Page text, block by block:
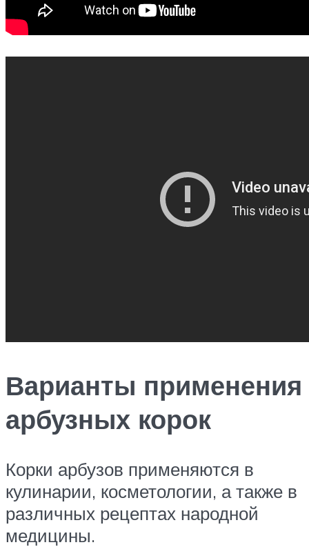
Варианты применения
арбузных корок
Корки арбузов применяются в
кулинарии, косметологии, а также в
различных рецептах народной
медицины.